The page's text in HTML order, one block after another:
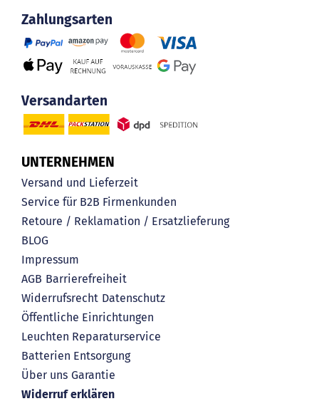
Zahlungsarten
Versandarten
UNTERNEHMEN
Versand und Lieferzeit
Service für B2B Firmenkunden
Retoure / Reklamation / Ersatzlieferung
BLOG
Impressum
AGB Barrierefreiheit
Widerrufsrecht Datenschutz
Öffentliche Einrichtungen
Leuchten Reparaturservice
Batterien Entsorgung
Über uns Garantie
Widerruf erklären